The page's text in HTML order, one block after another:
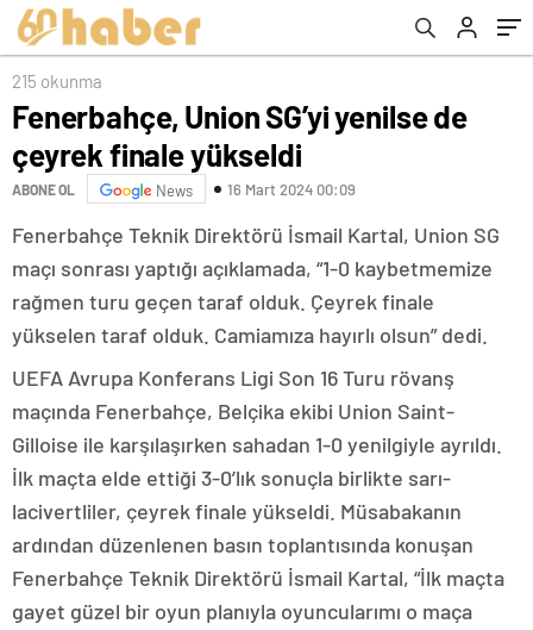
215 okunma
Fenerbahçe, Union SG’yi yenilse de
çeyrek finale yükseldi
ABONE OL News 16 Mart 2024 00:09
Fenerbahçe Teknik Direktörü İsmail Kartal, Union SG
maçı sonrası yaptığı açıklamada, “1-0 kaybetmemize
rağmen turu geçen taraf olduk. Çeyrek finale
yükselen taraf olduk. Camiamıza hayırlı olsun” dedi.
UEFA Avrupa Konferans Ligi Son 16 Turu rövanş
maçında Fenerbahçe, Belçika ekibi Union Saint-
Gilloise ile karşılaşırken sahadan 1-0 yenilgiyle ayrıldı.
İlk maçta elde ettiği 3-0’lık sonuçla birlikte sarı-
lacivertliler, çeyrek finale yükseldi. Müsabakanın
ardından düzenlenen basın toplantısında konuşan
Fenerbahçe Teknik Direktörü İsmail Kartal, “İlk maçta
gayet güzel bir oyun planıyla oyuncularımı o maça